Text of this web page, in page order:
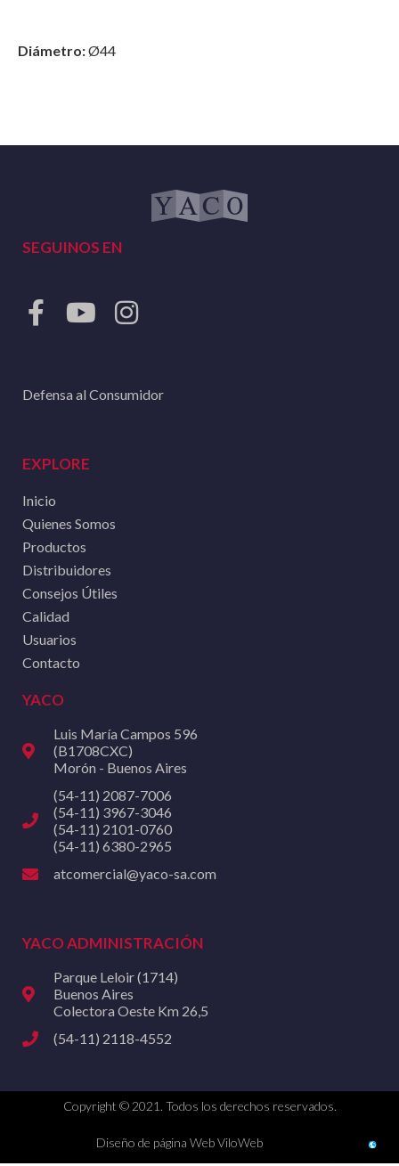
Diámetro:Ø44
SEGUINOS EN
Defensa al Consumidor
EXPLORE
Inicio
Quienes Somos
Productos
Distribuidores
Consejos Útiles
Calidad
Usuarios
Contacto
YACO
Luis María Campos 596
(B1708CXC)
Morón - Buenos Aires
(54-11) 2087-7006
(54-11) 3967-3046
(54-11) 2101-0760
(54-11) 6380-2965
atcomercial@yaco-sa.com
YACO ADMINISTRACIÓN
Parque Leloir (1714)
Buenos Aires
Colectora Oeste Km 26,5
(54-11) 2118-4552
Copyright © 2021. Todos los derechos reservados.
Diseño de página Web ViloWeb